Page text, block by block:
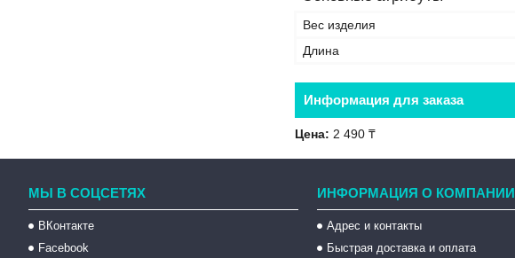
Вес изделия
Длина
Информация для заказа
Цена: 2 490 ₸
МЫ В СОЦСЕТЯХ
ВКонтакте
Facebook
ИНФОРМАЦИЯ О КОМПАНИИ
Адрес и контакты
Быстрая доставка и оплата